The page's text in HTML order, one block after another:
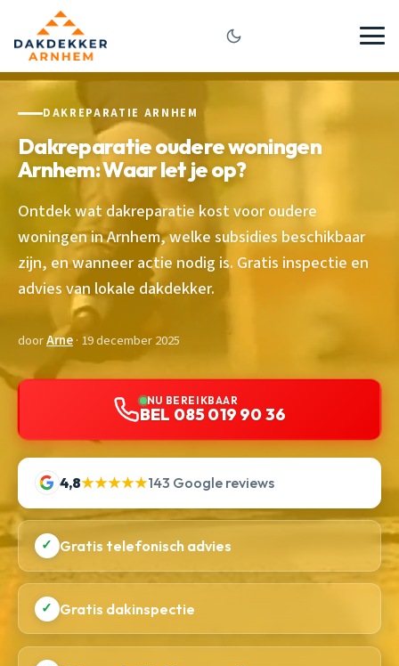
DAKREPARATIE ARNHEM
Dakreparatie oudere woningen
Arnhem: Waar let je op?
Ontdek wat dakreparatie kost voor oudere
woningen in Arnhem, welke subsidies beschikbaar
zijn, en wanneer actie nodig is. Gratis inspectie en
advies van lokale dakdekker.
doorArne· 19 december 2025
NU BEREIKBAAR
BEL 085 019 90 36
4,8★★★★★143 Google reviews
✓ Gratis telefonisch advies
✓ Gratis dakinspectie